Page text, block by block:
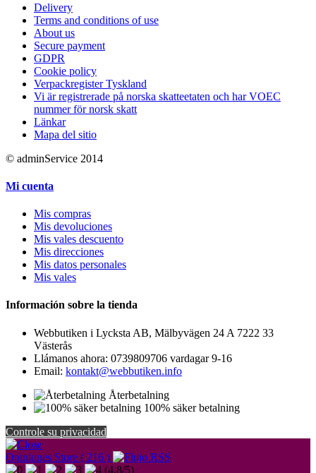
Delivery
Terms and conditions of use
About us
Secure payment
GDPR
Cookie policy
Verpackregister Tyskland
Vi är registrerade på norska skatteetaten och har VOEC
nummer för norsk skatt
Länkar
Mapa del sitio
© adminService 2014
Mi cuenta
Mis compras
Mis devoluciones
Mis vales descuento
Mis direcciones
Mis datos personales
Mis vales
Información sobre la tienda
Webbutiken i Lycksta AB, Mälbyvägen 24 A 7222 33
Västerås
Llámanos ahora: 0739809706 vardagar 9-16
Email: kontakt@webbutiken.info
Återbetalning
100% säker betalning
Controle su privacidad
Opiniones Store ( 216 )
(4,8/5)